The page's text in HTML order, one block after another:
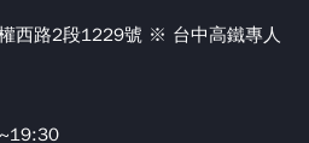
西路2段1229號 ※ 台中高鐵專人